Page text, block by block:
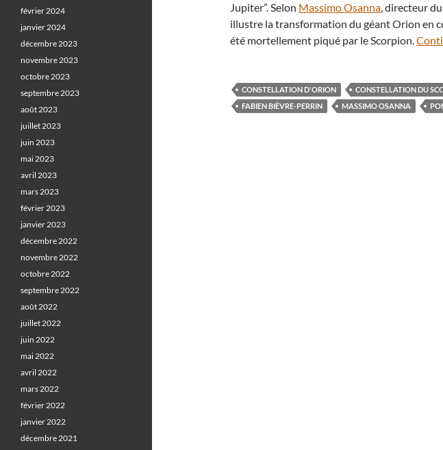
Jupiter”. Selon Massimo Osanna, directeur
illustre la transformation du géant Orion en
été mortellement piqué par le Scorpion.
CONSTELLATION D'ORION
CONSTELLATION DU
FABIEN BIÈVRE-PERRIN
MASSIMO OSANNA
février 2024
janvier 2024
décembre 2023
novembre 2023
octobre 2023
septembre 2023
août 2023
juillet 2023
juin 2023
mai 2023
avril 2023
mars 2023
février 2023
janvier 2023
décembre 2022
novembre 2022
octobre 2022
septembre 2022
août 2022
juillet 2022
juin 2022
mai 2022
avril 2022
mars 2022
février 2022
janvier 2022
décembre 2021